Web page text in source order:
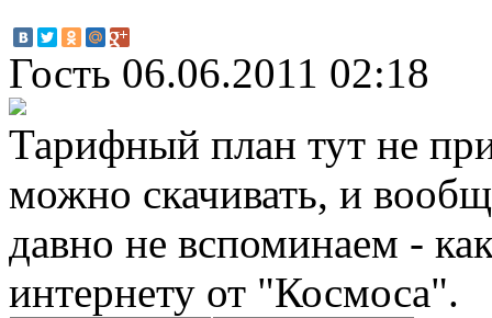
Гость 06.06.2011 02:18
Тарифный план тут не
можно скачивать, и
давно не вспоминаем -
интернету от "Космоса".